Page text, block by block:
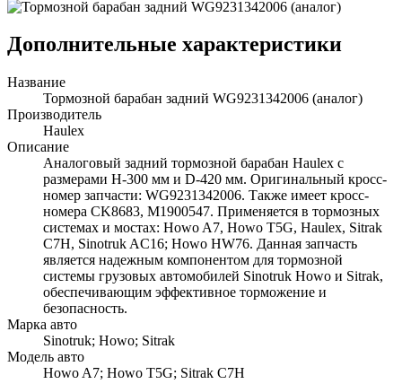
Дополнительные характеристики
Название
Тормозной барабан задний WG9231342006 (аналог)
Производитель
Haulex
Описание
Аналоговый задний тормозной барабан Haulex с
размерами H-300 мм и D-420 мм. Оригинальный кросс-
номер запчасти: WG9231342006. Также имеет кросс-
номера CK8683, M1900547. Применяется в тормозных
системах и мостах: Howo A7, Howo T5G, Haulex, Sitrak
C7H, Sinotruk AC16; Howo HW76. Данная запчасть
является надежным компонентом для тормозной
системы грузовых автомобилей Sinotruk Howo и Sitrak,
обеспечивающим эффективное торможение и
безопасность.
Марка авто
Sinotruk; Howo; Sitrak
Модель авто
Howo A7; Howo T5G; Sitrak C7H